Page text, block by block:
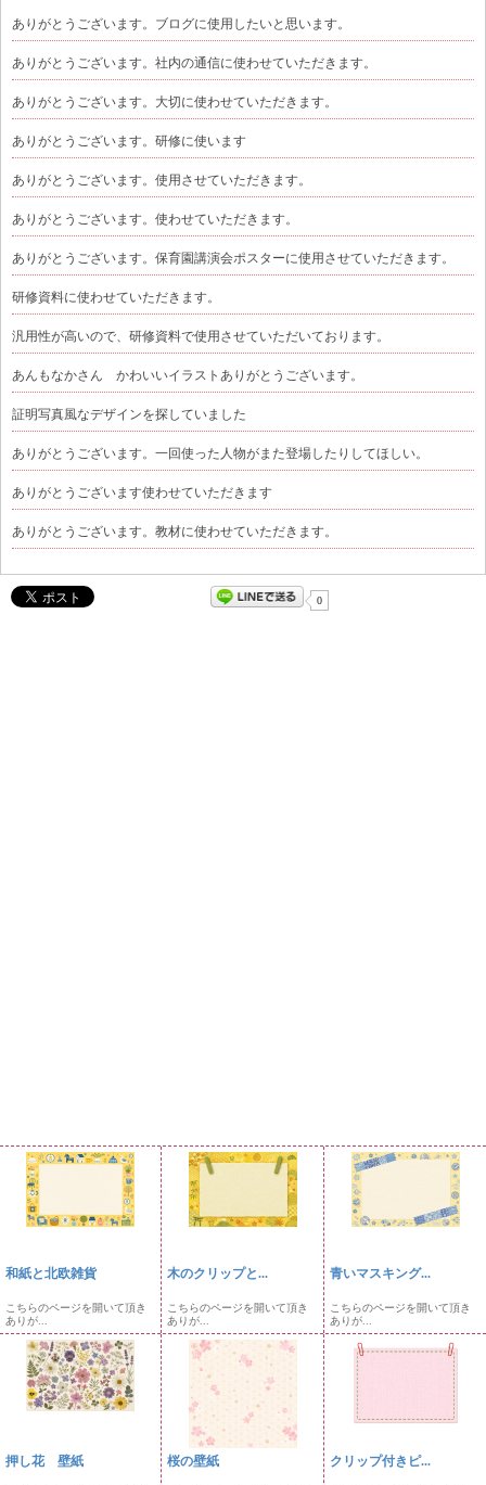
ありがとうございます。ブログに使用したいと思います。
ありがとうございます。社内の通信に使わせていただきます。
ありがとうございます。大切に使わせていただきます。
ありがとうございます。研修に使います
ありがとうございます。使用させていただきます。
ありがとうございます。使わせていただきます。
ありがとうございます。保育園講演会ポスターに使用させていただきます。
研修資料に使わせていただきます。
汎用性が高いので、研修資料で使用させていただいております。
あんもなかさん かわいいイラストありがとうございます。
証明写真風なデザインを探していました
ありがとうございます。一回使った人物がまた登場したりしてほしい。
ありがとうございます使わせていただきます
ありがとうございます。教材に使わせていただきます。
0
和紙と北欧雑貨
こちらのページを開いて頂き
ありが...
木のクリップと...
こちらのページを開いて頂き
ありが...
青いマスキング...
こちらのページを開いて頂き
ありが...
押し花 壁紙 桜の壁紙 クリップ付きピ...